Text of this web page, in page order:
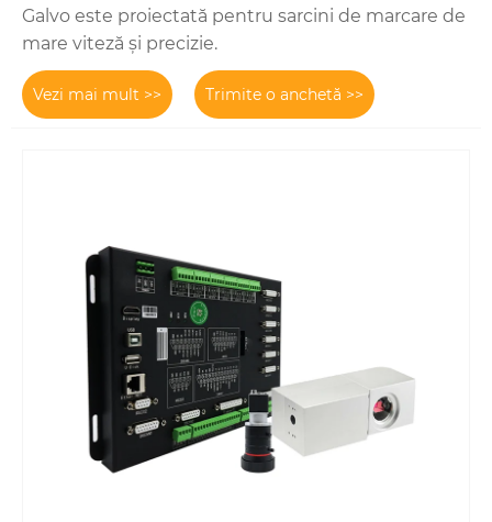
Galvo este proiectată pentru sarcini de marcare de
mare viteză și precizie.
Vezi mai mult >> Trimite o anchetă >>